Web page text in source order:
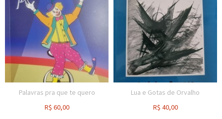
Palavras pra que te quero
R$ 60,00
Lua e Gotas de Orvalho
R$ 40,00